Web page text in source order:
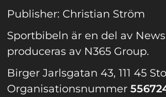
Publisher: Christian Ström
Sportbibeln är en del av
produceras av N365 Group.
Birger Jarlsgatan 43, 111 45
Organisationsnummer